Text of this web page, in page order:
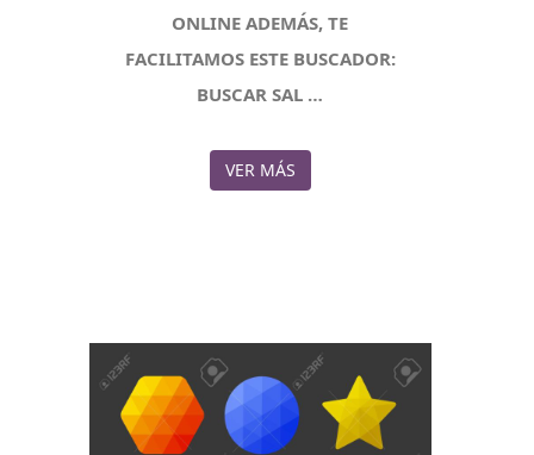
ONLINE ADEMÁS, TE
FACILITAMOS ESTE BUSCADOR:
BUSCAR SAL …
VER MÁS